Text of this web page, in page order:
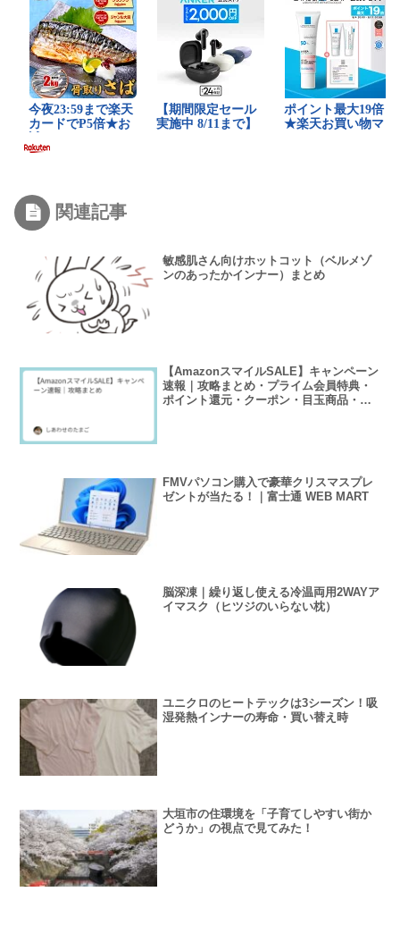
関連記事
敏感肌さん向けホットコット（ベルメゾ
ンのあったかインナー）まとめ
【AmazonスマイルSALE】キャンペーン
速報｜攻略まとめ・プライム会員特典・
ポイント還元・クーポン・目玉商品・タ
FMVパソコン購入で豪華クリスマスプレ
ゼントが当たる！｜富士通 WEB MART
脳深凍｜繰り返し使える冷温両用2WAYア
イマスク（ヒツジのいらない枕）
ユニクロのヒートテックは3シーズン！吸
湿発熱インナーの寿命・買い替え時
大垣市の住環境を「子育てしやすい街か
どうか」の視点で見てみた！